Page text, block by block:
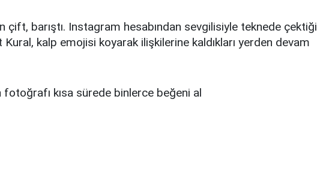
çift, barıştı. Instagram hesabından sevgilisiyle teknede çektiği
kalp emojisi koyarak ilişkilerine kaldıkları yerden devam
kısa sürede binlerce beğeni al